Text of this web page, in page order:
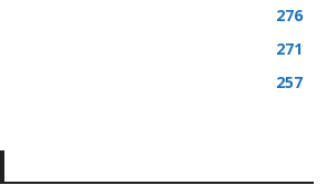
276
271
257